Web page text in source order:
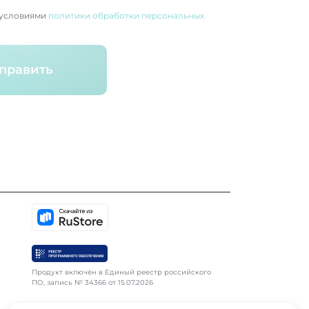
политики обработки персональных
Продукт включён в Единый реестр российского
ПО, запись № 34366 от 15.07.2026